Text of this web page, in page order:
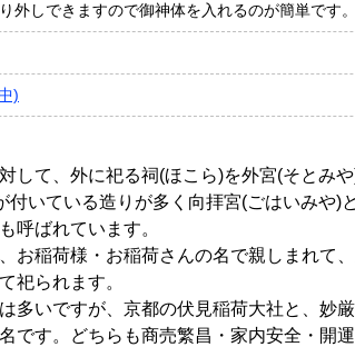
外しできますので御神体を入れるのが簡単です。
)
して、外に祀る祠(ほこら)を外宮(そとみや
いている造りが多く向拝宮(ごはいみや)
呼ばれています。
お稲荷様・お稲荷さんの名で親しまれて
祀られます。
多いですが、京都の伏見稲荷大社と、妙
です。どちらも商売繁昌・家内安全・開